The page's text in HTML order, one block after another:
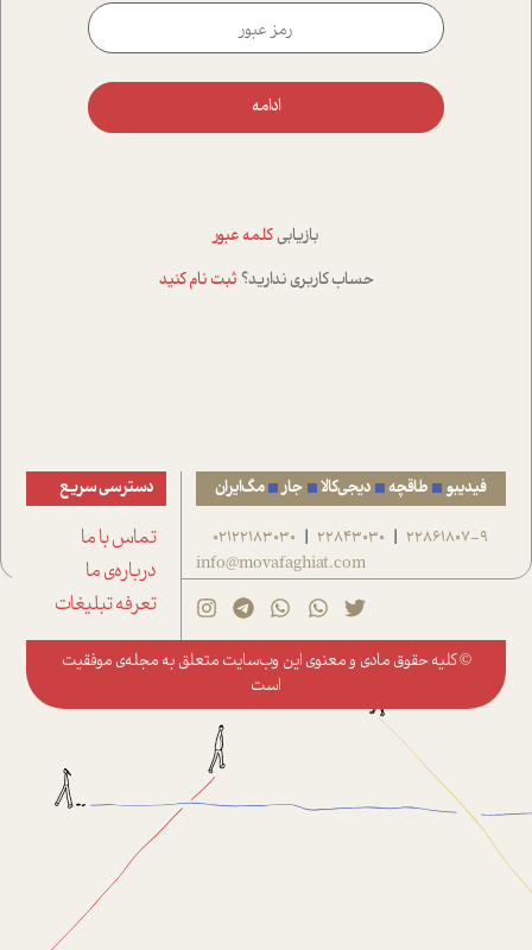
ادامه
بازیابی کلمه عبور
حساب کاربری ندارید؟ ثبت نام کنید
فیدیبو طاقچه دیجی‌کالا جار مگ‌ایران
22861807-9
|
22843030
|
02122183030
info@movafaghiat.com
دسترسی سریع
تماس با ما
درباره‌ی ما
تعرفه تبلیغات
© کلیه حقوق مادی و معنوی این وب‌سایت متعلق به مجله‌ی موفقیت
است